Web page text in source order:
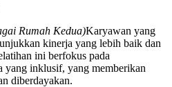
Rumah Kedua)Karyawan yang
kinerja yang lebih baik dan
ini berfokus pada
yang inklusif, yang memberikan
diberdayakan.